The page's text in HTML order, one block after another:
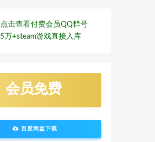
点击查看付费会员QQ群号
5万+steam游戏直接入库
会员免费
百度网盘下载